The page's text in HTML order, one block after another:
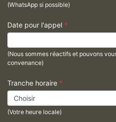
(WhatsApp si possible)
Date pour l'appel *
(Nous sommes réactifs et pouvons
convenance)
Tranche horaire *
(Votre heure locale)